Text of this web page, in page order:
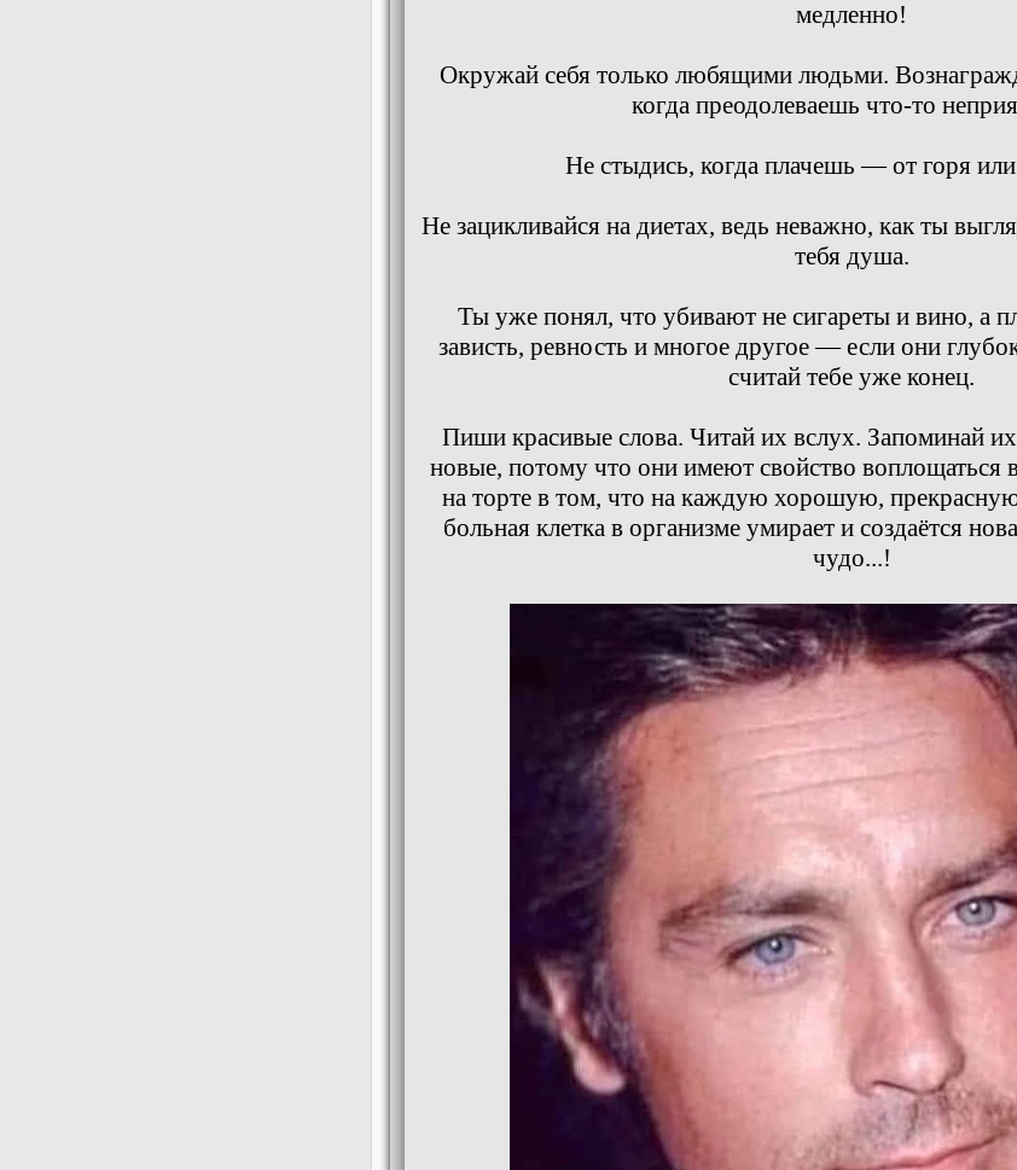
медленно!
Окружай себя только любящими людьми.
когда преодолеваешь что-то
Не стыдись, когда плачешь — от горя или
Не зацикливайся на диетах, ведь неважно, как ты
тебя душа.
Ты уже понял, что убивают не сигареты и вино, а
зависть, ревность и многое другое — если они
считай тебе уже конец.
Пиши красивые слова. Читай их вслух. Запоминай
новые, потому что они имеют свойство воплощаться
на торте в том, что на каждую хорошую,
больная клетка в организме умирает и создаётся
чудо...!